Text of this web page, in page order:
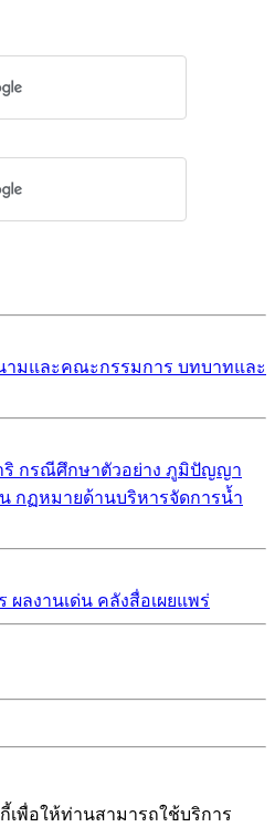
ามและคณะกรรมการ บทบาทและ
กรณีศึกษาตัวอย่าง ภูมิปัญญา
กฏหมายด้านบริหารจัดการน้ำ
ผลงานเด่น คลังสื่อเผยแพร่
เพื่อให้ท่านสามารถใช้บริการ